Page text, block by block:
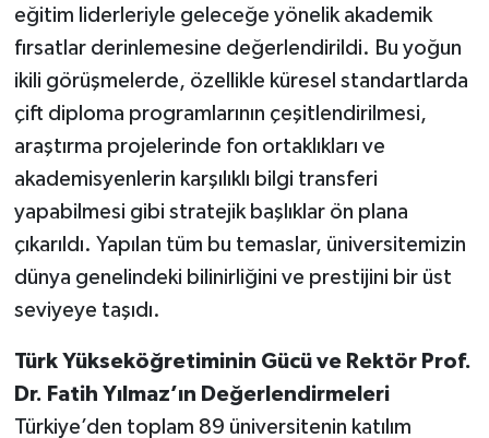
eğitim liderleriyle geleceğe yönelik akademik
fırsatlar derinlemesine değerlendirildi. Bu yoğun
ikili görüşmelerde, özellikle küresel standartlarda
çift diploma programlarının çeşitlendirilmesi,
araştırma projelerinde fon ortaklıkları ve
akademisyenlerin karşılıklı bilgi transferi
yapabilmesi gibi stratejik başlıklar ön plana
çıkarıldı. Yapılan tüm bu temaslar, üniversitemizin
dünya genelindeki bilinirliğini ve prestijini bir üst
seviyeye taşıdı.
Türk Yükseköğretiminin Gücü ve Rektör Prof.
Dr. Fatih Yılmaz’ın Değerlendirmeleri
Türkiye’den toplam 89 üniversitenin katılım